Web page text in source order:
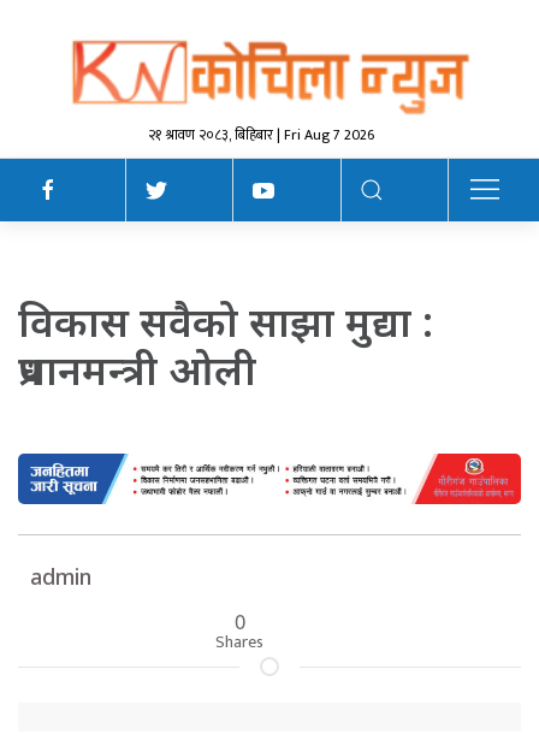
२१ श्रावण २०८३, बिहिबार | Fri Aug 7 2026
विकास सवैको साझा मुद्या :
प्रधानमन्त्री ओली
admin
0
Shares